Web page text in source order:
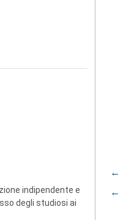
indipendente e
degli studiosi ai
←
←